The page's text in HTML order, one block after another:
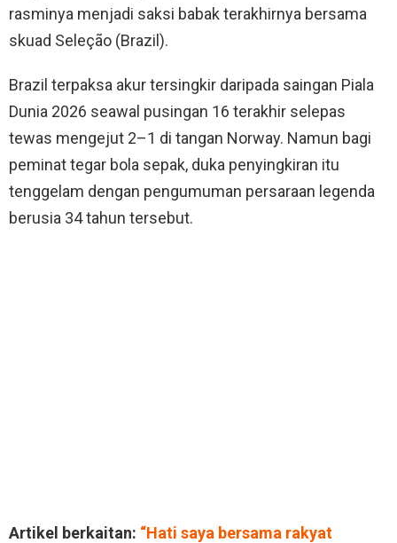
rasminya menjadi saksi babak terakhirnya bersama
skuad Seleção (Brazil).
Brazil terpaksa akur tersingkir daripada saingan Piala
Dunia 2026 seawal pusingan 16 terakhir selepas
tewas mengejut 2–1 di tangan Norway. Namun bagi
peminat tegar bola sepak, duka penyingkiran itu
tenggelam dengan pengumuman persaraan legenda
berusia 34 tahun tersebut.
Artikel berkaitan: “Hati saya bersama rakyat